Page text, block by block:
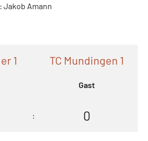
Amann
1 TC Mundingen 1
Gast
: 0